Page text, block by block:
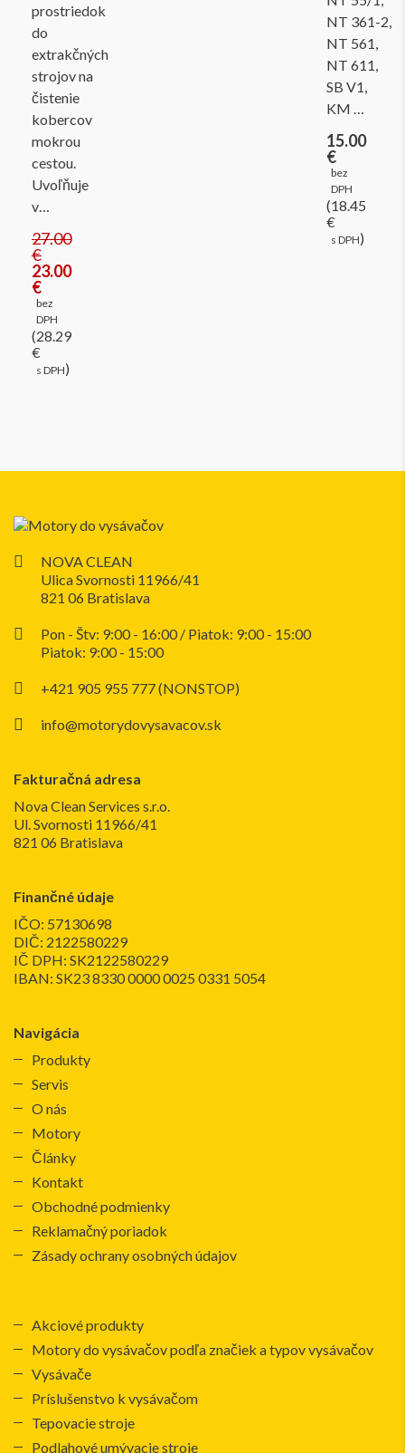
prostriedok
do
extrakčných
strojov na
čistenie
kobercov
mokrou
cestou.
Uvoľňuje
v…
27.00
€
23.00
€
bez
DPH
(28.29
€
s DPH)
NT 361-2,
NT 561,
NT 611,
SB V1,
KM …
15.00
€
bez
DPH
(18.45
€
s DPH)
NOVA CLEAN
Ulica Svornosti 11966/41
821 06 Bratislava
Pon - Štv: 9:00 - 16:00 / Piatok: 9:00 - 15:00
Piatok: 9:00 - 15:00
+421 905 955 777 (NONSTOP)
info@motorydovysavacov.sk
Fakturačná adresa
Nova Clean Services s.r.o.
Ul. Svornosti 11966/41
821 06 Bratislava
Finančné údaje
IČO: 57130698
DIČ: 2122580229
IČ DPH: SK2122580229
IBAN: SK23 8330 0000 0025 0331 5054
Navigácia
Produkty
Servis
O nás
Motory
Články
Kontakt
Obchodné podmienky
Reklamačný poriadok
Zásady ochrany osobných údajov
Akciové produkty
Motory do vysávačov podľa značiek a typov vysávačov
Vysávače
Príslušenstvo k vysávačom
Tepovacie stroje
Podlahové umývacie stroje